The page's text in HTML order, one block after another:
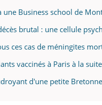
Business school de
brutal : une cellule
ces cas de méningites
vaccinés à Paris à la
d'une petite